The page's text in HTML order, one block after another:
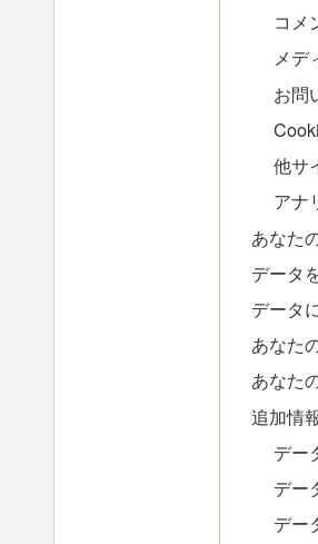
コメ
メデ
お問
他サ
アナ
あなた
データ
データ
あなた
あなた
追加情
デー
デー
デー